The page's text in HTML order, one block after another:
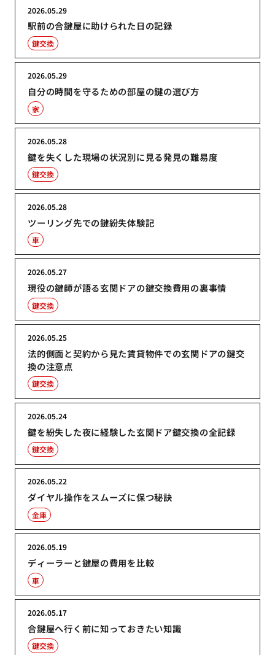
駅前の合鍵屋に助けられた日の記録
2026.05.29
鍵交換
自分の時間を守るための部屋の鍵の選び方
2026.05.29
家
鍵を失くした現場の状況別に見る発見の難易度
2026.05.28
鍵交換
ツーリング先での鍵紛失体験記
2026.05.28
車
現役の鍵師が語る玄関ドアの鍵交換費用の裏事情
2026.05.27
鍵交換
法的側面と契約から見た賃貸物件での玄関ドアの鍵交
換の注意点
2026.05.25
鍵交換
鍵を紛失した夜に経験した玄関ドア鍵交換の全記録
2026.05.24
鍵交換
ダイヤル操作をスムーズに保つ秘訣
2026.05.22
金庫
ディーラーと鍵屋の費用を比較
2026.05.19
車
合鍵屋へ行く前に知っておきたい知識
2026.05.17
鍵交換